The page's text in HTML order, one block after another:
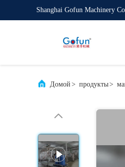
Shanghai Gofun Machinery
Домой > продукты>